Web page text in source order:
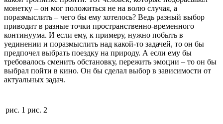
монетку – он мог положиться не на волю случая, а
поразмыслить – чего бы ему хотелось? Ведь разный выбор
приводит в разные точки пространственно-временного
континуума. И если ему, к примеру, нужно побыть в
уединении и поразмыслить над какой-то задачей, то он бы
предпочел выбрать поездку на природу. А если ему бы
требовалось сменить обстановку, пережить эмоции – то он бы
выбрал пойти в кино. Он бы сделал выбор в зависимости от
актуальных задач.
рис. 1 рис. 2